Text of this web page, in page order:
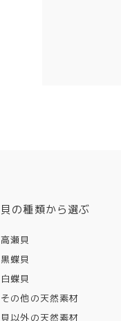
貝の種類から選ぶ
高瀬貝
黒蝶貝
白蝶貝
その他の天然素材
貝以外の天然素材